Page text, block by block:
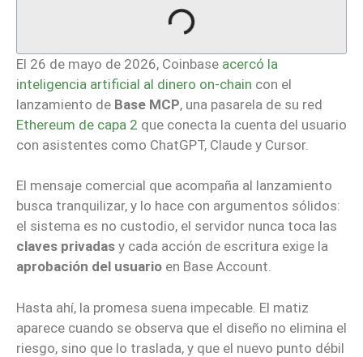
El 26 de mayo de 2026, Coinbase acercó la
inteligencia artificial al dinero on-chain con el
lanzamiento de Base MCP, una pasarela de su red
Ethereum de capa 2 que conecta la cuenta del usuario
con asistentes como ChatGPT, Claude y Cursor.
El mensaje comercial que acompaña al lanzamiento
busca tranquilizar, y lo hace con argumentos sólidos:
el sistema es no custodio, el servidor nunca toca las
claves privadas y cada acción de escritura exige la
aprobación del usuario en Base Account.
Hasta ahí, la promesa suena impecable. El matiz
aparece cuando se observa que el diseño no elimina el
riesgo, sino que lo traslada, y que el nuevo punto débil